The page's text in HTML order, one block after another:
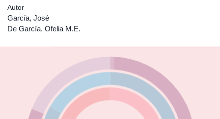
Autor
García, José
De García, Ofelia M.E.